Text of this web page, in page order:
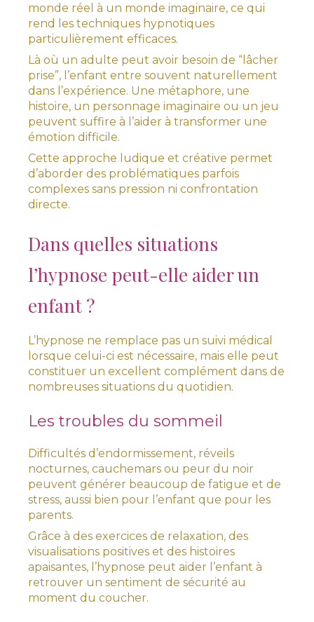
monde réel à un monde imaginaire, ce qui
rend les techniques hypnotiques
particulièrement efficaces.
Là où un adulte peut avoir besoin de “lâcher
prise”, l’enfant entre souvent naturellement
dans l’expérience. Une métaphore, une
histoire, un personnage imaginaire ou un jeu
peuvent suffire à l’aider à transformer une
émotion difficile.
Cette approche ludique et créative permet
d’aborder des problématiques parfois
complexes sans pression ni confrontation
directe.
Dans quelles situations
l’hypnose peut-elle aider un
enfant ?
L’hypnose ne remplace pas un suivi médical
lorsque celui-ci est nécessaire, mais elle peut
constituer un excellent complément dans de
nombreuses situations du quotidien.
Les troubles du sommeil
Difficultés d’endormissement, réveils
nocturnes, cauchemars ou peur du noir
peuvent générer beaucoup de fatigue et de
stress, aussi bien pour l’enfant que pour les
parents.
Grâce à des exercices de relaxation, des
visualisations positives et des histoires
apaisantes, l’hypnose peut aider l’enfant à
retrouver un sentiment de sécurité au
moment du coucher.